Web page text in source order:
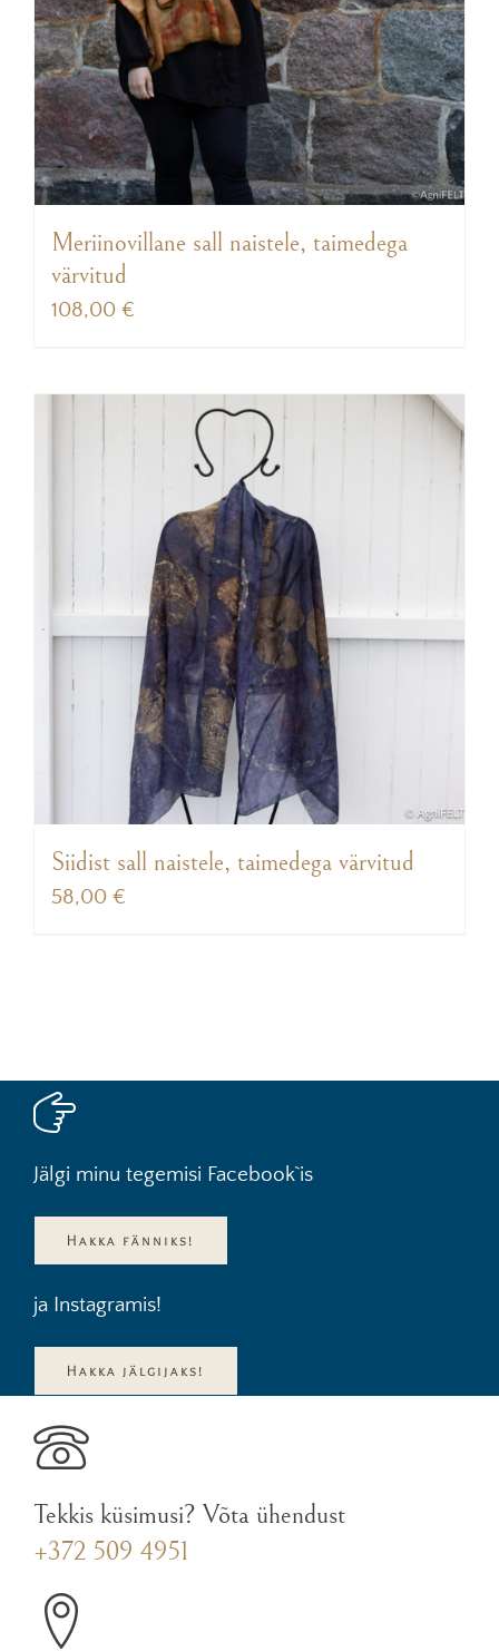
Meriinovillane sall naistele, taimedega
värvitud
108,00 €
Siidist sall naistele, taimedega värvitud
58,00 €
Jälgi minu tegemisi Facebook`is
Hakka fänniks!
ja Instagramis!
Hakka jälgijaks!
Tekkis küsimusi? Võta ühendust
+372 509 4951